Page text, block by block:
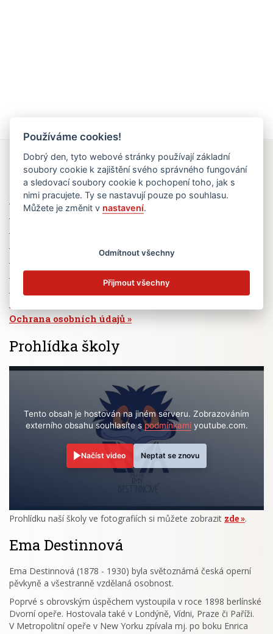
Rychlé odkazy
Elektronická žákovská knížka
Jídelní lístek
Dotace a granty
Volná pracovní místa
Zřizovatel školy (MČ Praha 6)
Ochrana osobních údajů
Prohlídka školy
Tento obsah je hostován na jiném serveru. Zobrazováním
externího obsahu souhlasíte spodmínkamiyoutube.com.
Načíst video Neptat se znovu
Prohlídku naší školy ve fotografiích si můžete zobrazit zde .
Ema Destinnová
Ema Destinnová (1878 - 1930) byla světoznámá česká operní
pěvkyně a všestranně vzdělaná osobnost.
Poprvé s obrovským úspěchem vystoupila v roce 1898 berlínské
Dvorní opeře. Hostovala také v Londýně, Vídni, Praze či Paříži.
V Metropolitní opeře v New Yorku zpívala mj. po boku Enrica
Používáme cookies!
Dobrý den, tyto webové stránky používají základní
soubory cookie k zajištění svého správného fungování
a sledovací soubory cookie k pochopení toho, jak s
nimi pracujete. Ty se nastavují pouze po souhlasu.
Můžete je změnit v nastavení.
Odmítnout všechny
Přijmout všechny